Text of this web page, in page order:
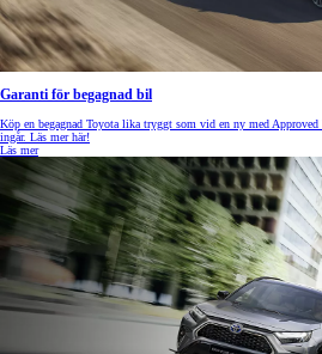
Garanti för begagnad bil
Köp en begagnad Toyota lika tryggt som vid en ny med Approved
ingår. Läs mer här!
Läs mer